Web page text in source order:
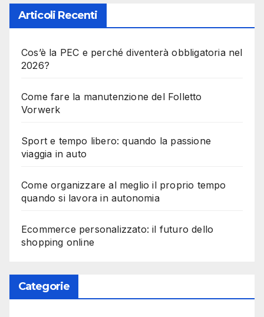
Articoli Recenti
Cos’è la PEC e perché diventerà obbligatoria nel
2026?
Come fare la manutenzione del Folletto
Vorwerk
Sport e tempo libero: quando la passione
viaggia in auto
Come organizzare al meglio il proprio tempo
quando si lavora in autonomia
Ecommerce personalizzato: il futuro dello
shopping online
Categorie